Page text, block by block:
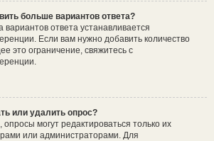
больше вариантов ответа?
вариантов ответа устанавливается
Если вам нужно добавить количество
это ограничение, свяжитесь с
или удалить опрос?
могут редактироваться только их
или администраторами. Для